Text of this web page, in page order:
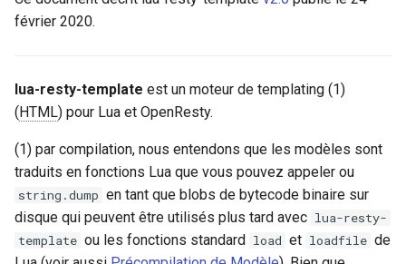
c
e
r
c
e
auth-pam
auth-totp
aws-auth
bot-verifier
brotli
Lua
header.html
footer.html
Clés de Contexte
Réservées et Remarques
Lua
Serveur Web Angie - Installer
sur RHEL, CentOS, Rocky
février 2020.
lua-resty-template est un moteur de templating (1)
(HTML) pour Lua et OpenResty.
(1) par compilation, nous entendons que les modèles sont
traduits en fonctions Lua que vous pouvez appeler ou
string.dump en tant que blobs de bytecode binaire sur
disque qui peuvent être utilisés plus tard avec lua-resty-
template ou les fonctions standard load et loadfile de